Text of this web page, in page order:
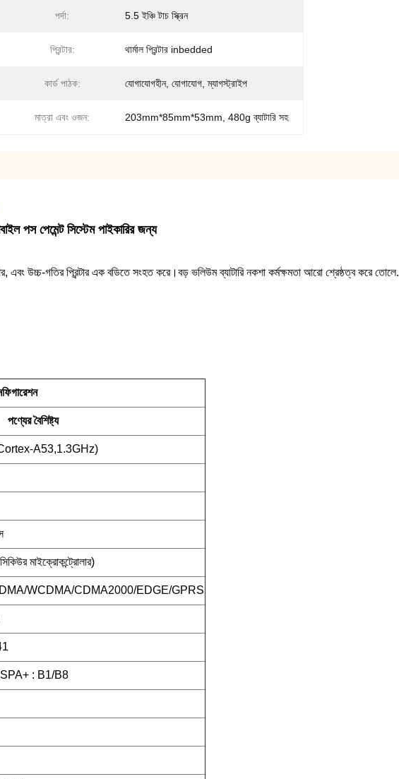
পর্দা: 5.5 ইঞ্চি টাচ স্ক্রিন
প্রিন্টার: থার্মাল প্রিন্টার inbedded
কার্ড পাঠক: যোগাযোগহীন, যোগাযোগ, ম্যাগস্ট্রাইপ
মাত্রা এবং ওজন: 203mm*85mm*53mm, 480g ব্যাটারি সহ
পস পেমেন্ট সিস্টেম পাইকারির জন্য
উচ্চ-গতির প্রিন্টার এক বডিতে সংহত করে।বড় ভলিউম ব্যাটারি নকশা কর্মক্ষমতা আরো শ্রেষ্ঠত্ব করে তোলে.
পণ্যের বৈশিষ্ট্য
A53,1.3GHz)
মাইক্রোকন্ট্রোলার)
WCDMA/CDMA2000/EDGE/GPRS
: B1/B8